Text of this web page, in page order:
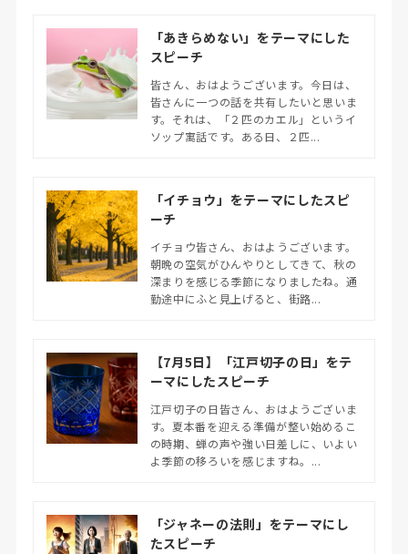
「あきらめない」をテーマにした
スピーチ
皆さん、おはようございます。今日は、
皆さんに一つの話を共有したいと思いま
す。それは、「２匹のカエル」というイ
ソップ寓話です。ある日、２匹...
「イチョウ」をテーマにしたスピ
ーチ
イチョウ皆さん、おはようございます。
朝晩の空気がひんやりとしてきて、秋の
深まりを感じる季節になりましたね。通
勤途中にふと見上げると、街路...
【7月5日】「江戸切子の日」をテ
ーマにしたスピーチ
江戸切子の日皆さん、おはようございま
す。夏本番を迎える準備が整い始めるこ
の時期、蝉の声や強い日差しに、いよい
よ季節の移ろいを感じますね。...
「ジャネーの法則」をテーマにし
たスピーチ